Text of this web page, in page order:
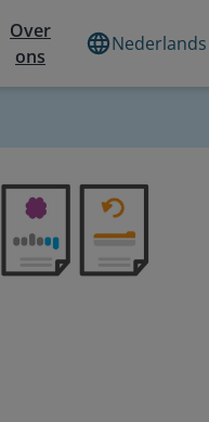
Over
ons
Nederlands